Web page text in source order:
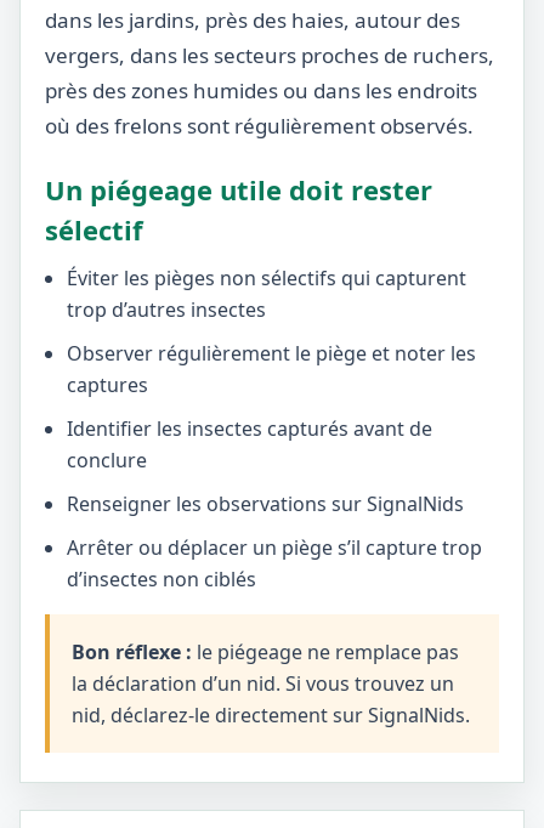
dans les jardins, près des haies, autour des
vergers, dans les secteurs proches de ruchers,
près des zones humides ou dans les endroits
où des frelons sont régulièrement observés.
Un piégeage utile doit rester
sélectif
Éviter les pièges non sélectifs qui capturent
trop d’autres insectes
Observer régulièrement le piège et noter les
captures
Identifier les insectes capturés avant de
conclure
Renseigner les observations sur SignalNids
Arrêter ou déplacer un piège s’il capture trop
d’insectes non ciblés
Bon réflexe : le piégeage ne remplace pas
la déclaration d’un nid. Si vous trouvez un
nid, déclarez-le directement sur SignalNids.